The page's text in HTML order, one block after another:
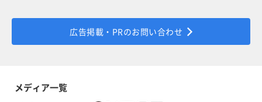
広告掲載・PRのお問い合わせ
メディア一覧